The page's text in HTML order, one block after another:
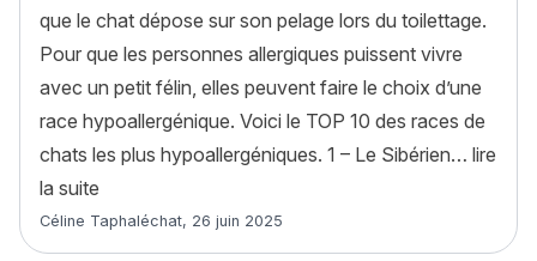
que le chat dépose sur son pelage lors du toilettage.
Pour que les personnes allergiques puissent vivre
avec un petit félin, elles peuvent faire le choix d’une
race hypoallergénique. Voici le TOP 10 des races de
chats les plus hypoallergéniques. 1 – Le Sibérien… lire
la suite
Article rédigé par
Céline Taphaléchat, 26 juin 2025